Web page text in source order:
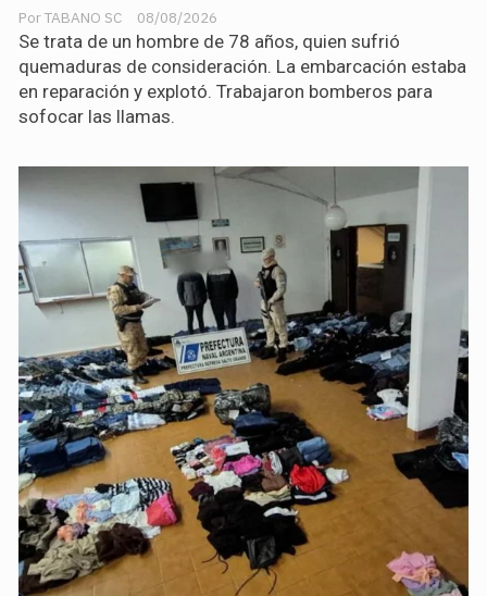
TABANO SC 08/08/2026
Se trata de un hombre de 78 años, quien sufrió
quemaduras de consideración. La embarcación estaba
en reparación y explotó. Trabajaron bomberos para
sofocar las llamas.